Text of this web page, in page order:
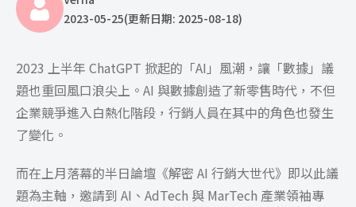
2023-05-25(更新日期: 2025-08-18)
2023 上半年 ChatGPT 掀起的「AI」風潮，讓「數據」議
題也重回風口浪尖上。AI 與數據創造了新零售時代，不但
企業競爭進入白熱化階段，行銷人員在其中的角色也發生
了變化。
而在上月落幕的半日論壇《解密 AI 行銷大世代》即以此議
題為主軸，邀請到 AI、AdTech 與 MarTech 產業領袖專